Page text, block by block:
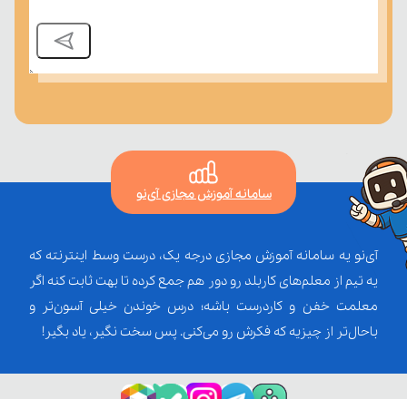
سامانه آموزش مجازی آی‌نو
آی‌نو یه سامانه آموزش مجازی درجه یک، درست وسط اینترنته که
یه تیم از معلم‌‌های کاربلد رو دور هم جمع کرده تا بهت ثابت کنه اگر
معلمت خفن و کاردرست باشه؛ درس خوندن خیلی آسون‌تر و
باحال‌تر از چیزیه که فکرش رو می‌کنی. پس سخت نگیر، یاد بگیر!